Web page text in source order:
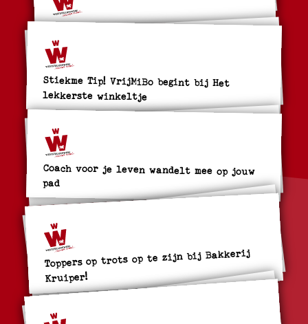
Stiekme Tip! VrijMiBo begint bij Het
lekkerste winkeltje
Coach voor je leven wandelt mee op jouw
pad
Toppers op trots op te zijn bij Bakkerij
Kruiper!